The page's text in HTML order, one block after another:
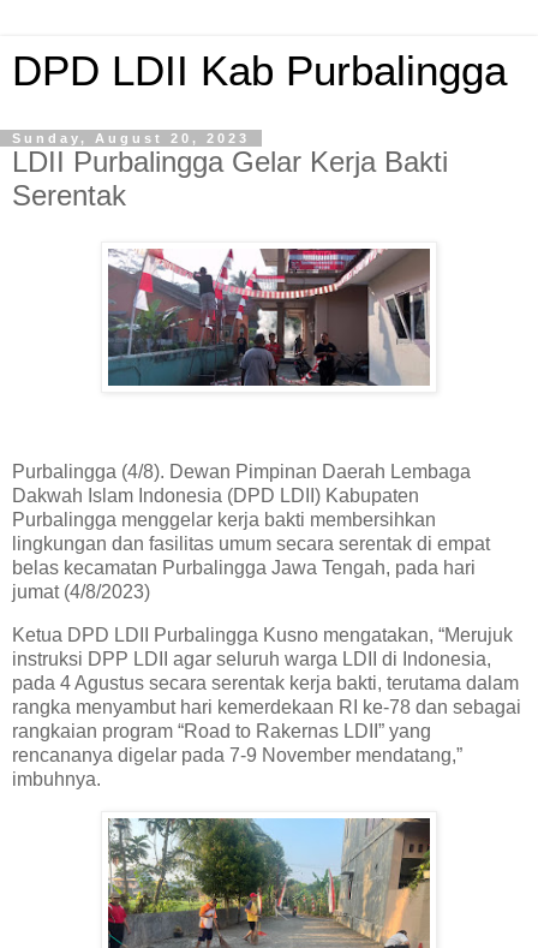
DPD LDII Kab Purbalingga
Sunday, August 20, 2023
LDII Purbalingga Gelar Kerja Bakti
Serentak
Purbalingga (4/8). Dewan Pimpinan Daerah Lembaga
Dakwah Islam Indonesia (DPD LDII) Kabupaten
Purbalingga menggelar kerja bakti membersihkan
lingkungan dan fasilitas umum secara serentak di empat
belas kecamatan Purbalingga Jawa Tengah, pada hari
jumat (4/8/2023)
Ketua DPD LDII Purbalingga Kusno mengatakan, “Merujuk
instruksi DPP LDII agar seluruh warga LDII di Indonesia,
pada 4 Agustus secara serentak kerja bakti, terutama dalam
rangka menyambut hari kemerdekaan RI ke-78 dan sebagai
rangkaian program “Road to Rakernas LDII” yang
rencananya digelar pada 7-9 November mendatang,”
imbuhnya.